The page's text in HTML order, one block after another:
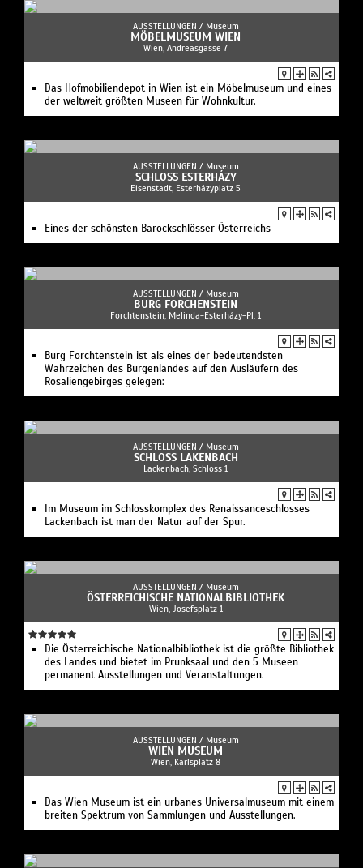
AUSSTELLUNGEN / Museum
MÖBELMUSEUM WIEN
Wien, Andreasgasse 7
Das Hofmobiliendepot in Wien ist ein Möbelmuseum und eines
der weltweit größten Museen für Wohnkultur.
AUSSTELLUNGEN / Museum
SCHLOSS ESTERHÁZY
Eisenstadt, Esterházyplatz 5
Eines der schönsten Barockschlösser Österreichs
AUSSTELLUNGEN / Museum
BURG FORCHENSTEIN
Forchtenstein, Melinda-Esterházy-Pl. 1
Burg Forchtenstein ist als eines der bedeutendsten
Wahrzeichen des Burgenlandes auf den Ausläufern des
Rosaliengebirges gelegen:
AUSSTELLUNGEN / Museum
SCHLOSS LAKENBACH
Lackenbach, Schloss 1
Im Museum im Schlosskomplex des Renaissanceschlosses
Lackenbach ist man der Natur auf der Spur.
AUSSTELLUNGEN / Museum
ÖSTERREICHISCHE NATIONALBIBLIOTHEK
Wien, Josefsplatz 1
Die Österreichische Nationalbibliothek ist die größte Bibliothek
des Landes und bietet im Prunksaal und den 5 Museen
permanent Ausstellungen und Veranstaltungen.
AUSSTELLUNGEN / Museum
WIEN MUSEUM
Wien, Karlsplatz 8
Das Wien Museum ist ein urbanes Universalmuseum mit einem
breiten Spektrum von Sammlungen und Ausstellungen.